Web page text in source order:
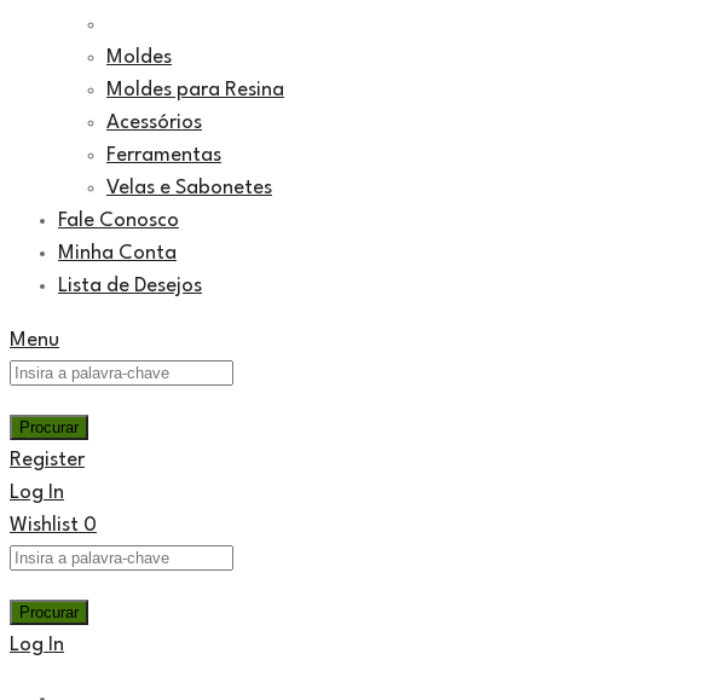
Moldes
Moldes para Resina
Acessórios
Ferramentas
Velas e Sabonetes
Fale Conosco
Minha Conta
Lista de Desejos
Menu
Register
Log In
Wishlist 0
Log In